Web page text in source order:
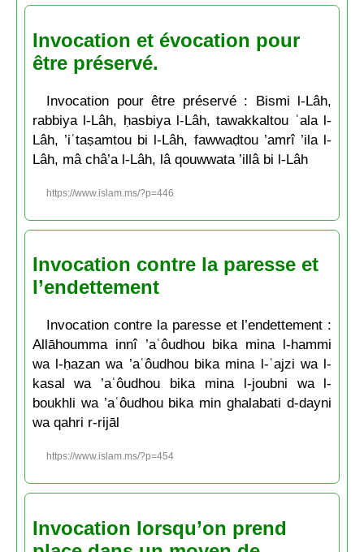
Invocation et évocation pour
être préservé.
Invocation pour être préservé : Bismi l-Lâh,
rabbiya l-Lâh, ḥasbiya l-Lâh, tawakkaltou ʿala l-
Lâh, ’iʿtaṣamtou bi l-Lâh, fawwaḍtou ’amrî ’ila l-
Lâh, mâ châ’a l-Lâh, lâ qouwwata ’illâ bi l-Lâh
https://www.islam.ms/?p=446
Invocation contre la paresse et
l’endettement
Invocation contre la paresse et l’endettement :
Allāhoumma innî ’aʿôudhou bika mina l-hammi
wa l-ḥazan wa ’aʿôudhou bika mina l-ʿajzi wa l-
kasal wa ’aʿôudhou bika mina l-joubni wa l-
boukhli wa ’aʿôudhou bika min ghalabati d-dayni
wa qahri r-rijāl
https://www.islam.ms/?p=454
Invocation lorsqu’on prend